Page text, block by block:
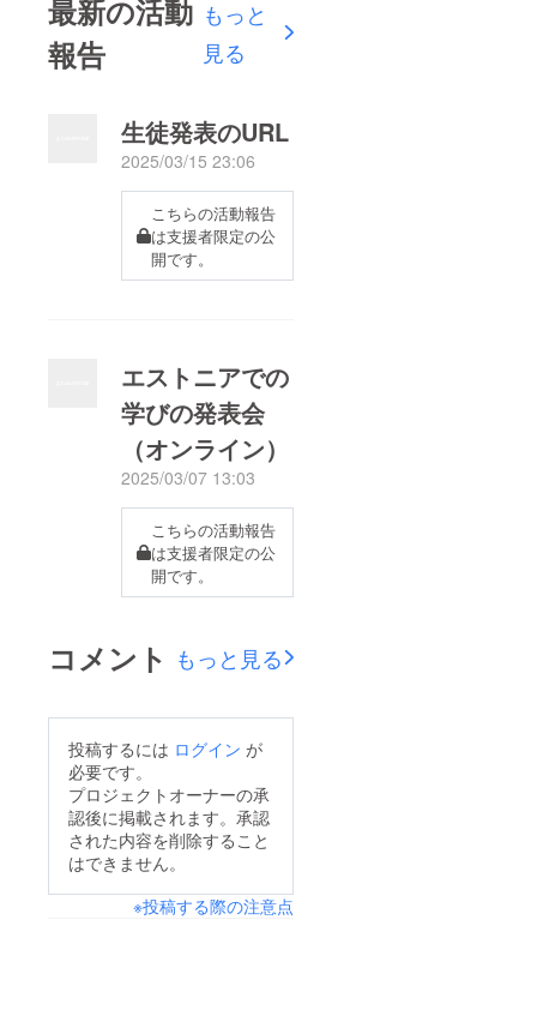
最新の活動
報告
もっと
見る
生徒発表のURL
2025/03/15 23:06
こちらの活動報告
は支援者限定の公
開です。
エストニアでの
学びの発表会
（オンライン）
2025/03/07 13:03
こちらの活動報告
は支援者限定の公
開です。
コメント もっと見る
投稿するには ログイン が
必要です。
プロジェクトオーナーの承
認後に掲載されます。承認
された内容を削除すること
はできません。
※投稿する際の注意点